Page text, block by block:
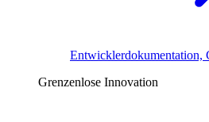
Entwicklerdokumentation,
Grenzenlose Innovation